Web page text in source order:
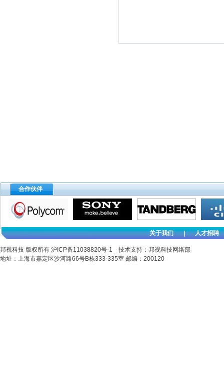
合作伙伴
关于我们 | 人才招聘
邦视科技 版权所有 沪ICP备11038820号-1 技术支持：邦视科技网络部
地址：上海市嘉定区沙河路66号B栋333-335室 邮编：200120